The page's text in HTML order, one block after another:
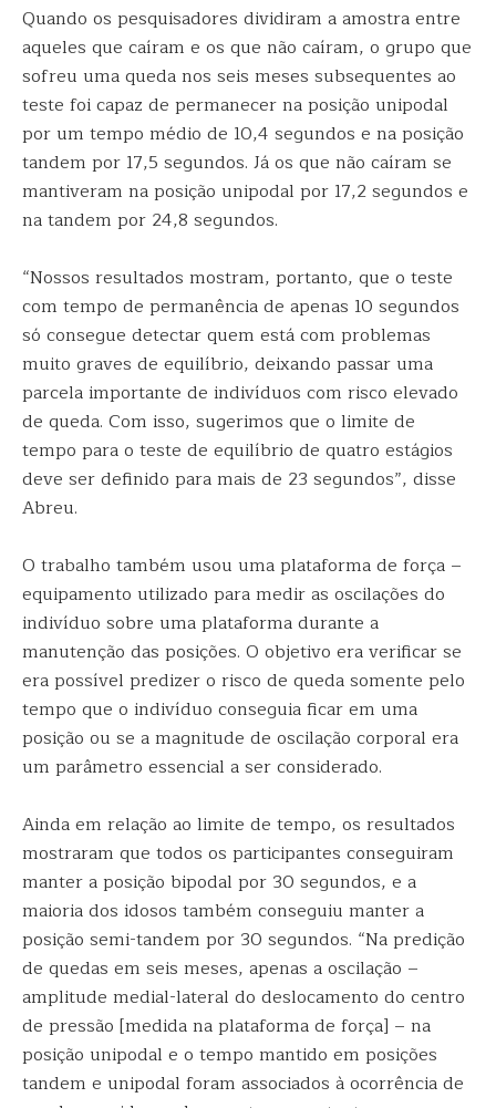
Quando os pesquisadores dividiram a amostra entre
aqueles que caíram e os que não caíram, o grupo que
sofreu uma queda nos seis meses subsequentes ao
teste foi capaz de permanecer na posição unipodal
por um tempo médio de 10,4 segundos e na posição
tandem por 17,5 segundos. Já os que não caíram se
mantiveram na posição unipodal por 17,2 segundos e
na tandem por 24,8 segundos.
“Nossos resultados mostram, portanto, que o teste
com tempo de permanência de apenas 10 segundos
só consegue detectar quem está com problemas
muito graves de equilíbrio, deixando passar uma
parcela importante de indivíduos com risco elevado
de queda. Com isso, sugerimos que o limite de
tempo para o teste de equilíbrio de quatro estágios
deve ser definido para mais de 23 segundos”, disse
Abreu.
O trabalho também usou uma plataforma de força –
equipamento utilizado para medir as oscilações do
indivíduo sobre uma plataforma durante a
manutenção das posições. O objetivo era verificar se
era possível predizer o risco de queda somente pelo
tempo que o indivíduo conseguia ficar em uma
posição ou se a magnitude de oscilação corporal era
um parâmetro essencial a ser considerado.
Ainda em relação ao limite de tempo, os resultados
mostraram que todos os participantes conseguiram
manter a posição bipodal por 30 segundos, e a
maioria dos idosos também conseguiu manter a
posição semi-tandem por 30 segundos. “Na predição
de quedas em seis meses, apenas a oscilação –
amplitude medial-lateral do deslocamento do centro
de pressão [medida na plataforma de força] – na
posição unipodal e o tempo mantido em posições
tandem e unipodal foram associados à ocorrência de